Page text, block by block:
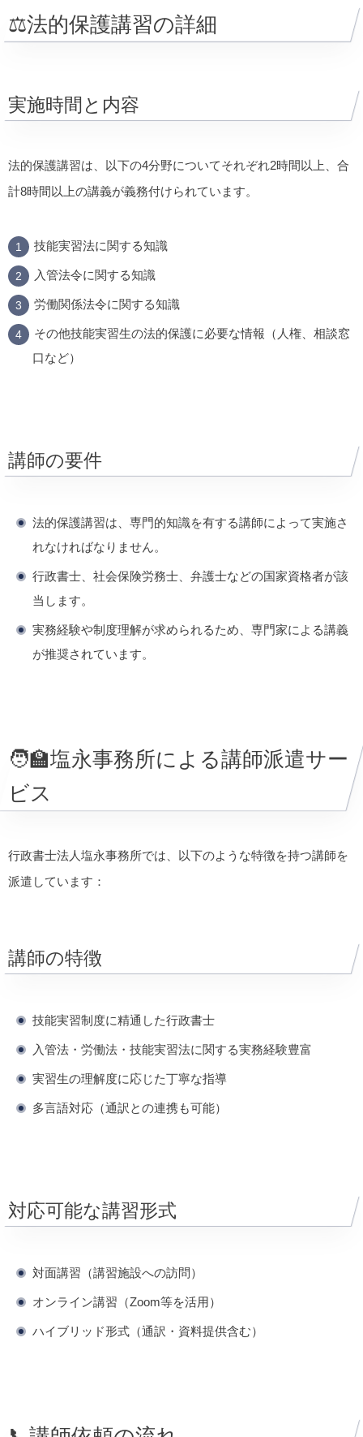
⚖法的保護講習の詳細
実施時間と内容
法的保護講習は、以下の4分野についてそれぞれ2時間以上、合
計8時間以上の講義が義務付けられています。
技能実習法に関する知識
入管法令に関する知識
労働関係法令に関する知識
その他技能実習生の法的保護に必要な情報（人権、相談窓
口など）
講師の要件
法的保護講習は、専門的知識を有する講師によって実施さ
れなければなりません。
行政書士、社会保険労務士、弁護士などの国家資格者が該
当します。
実務経験や制度理解が求められるため、専門家による講義
が推奨されています。
🧑‍🏫塩永事務所による講師派遣サー
ビス
行政書士法人塩永事務所では、以下のような特徴を持つ講師を
派遣しています：
講師の特徴
技能実習制度に精通した行政書士
入管法・労働法・技能実習法に関する実務経験豊富
実習生の理解度に応じた丁寧な指導
多言語対応（通訳との連携も可能）
対応可能な講習形式
対面講習（講習施設への訪問）
オンライン講習（Zoom等を活用）
ハイブリッド形式（通訳・資料提供含む）